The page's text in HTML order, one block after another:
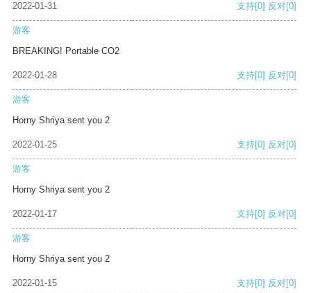
2022-01-31 支持[0] 反对[0]
游客
BREAKING! Portable CO2
2022-01-28 支持[0] 反对[0]
游客
Horny Shriya sent you 2
2022-01-25 支持[0] 反对[0]
游客
Horny Shriya sent you 2
2022-01-17 支持[0] 反对[0]
游客
Horny Shriya sent you 2
2022-01-15 支持[0] 反对[0]